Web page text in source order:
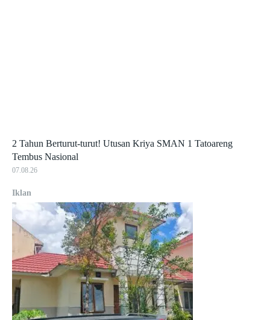
2 Tahun Berturut-turut! Utusan Kriya SMAN 1 Tatoareng
Tembus Nasional
07.08.26
Iklan